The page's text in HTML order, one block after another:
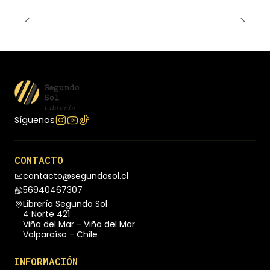
Síguenos
CONTACTO
contacto@segundosol.cl
56940467307
Librería Segundo Sol
4 Norte 421
Viña del Mar - Viña del Mar
Valparaíso - Chile
INFORMACIÓN